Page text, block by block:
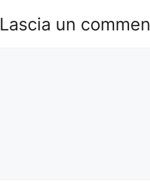
Lascia un